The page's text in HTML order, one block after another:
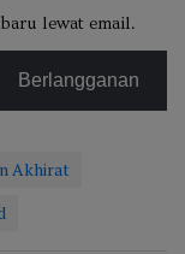
lewat email.
Berlangganan
Akhirat